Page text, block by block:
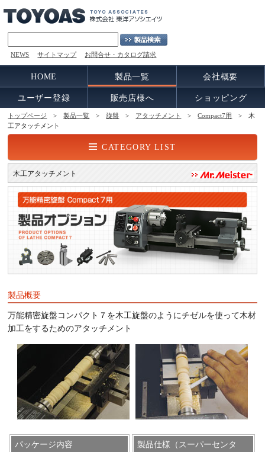
NEWS サイトマップ お問合せ・カタログ請求
HOME 製品一覧 会社概要
ユーザー登録 販売店様へ ショッピング
トップページ >製品一覧 >旋盤 > アタッチメント >Compact7用
> 木
工アタッチメント
CATEGORY LIST
木工アタッチメント
製品概要
万能精密旋盤コンパクト７を木工旋盤のようにチゼルを使って木材
加工をするためのアタッチメント
パッケージ内容
製品仕様（スーパーセンタ